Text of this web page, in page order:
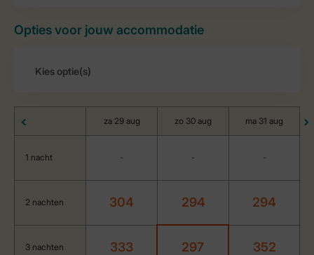
Opties voor jouw accommodatie
za 29 aug zo 30 aug ma 31 aug
1 nacht - - -
2 nachten 304 294 294
3 nachten 333 297 352